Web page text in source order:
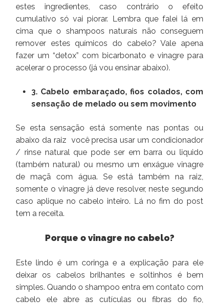
estes ingredientes, caso contrário o efeito
cumulativo só vai piorar. Lembra que falei lá em
cima que o shampoos naturais não conseguem
remover estes químicos do cabelo? Vale apena
fazer um “detox” com bicarbonato e vinagre para
acelerar o processo (já vou ensinar abaixo).
3. Cabelo embaraçado, fios colados, com
sensação de melado ou sem movimento
Se esta sensação está somente nas pontas ou
abaixo da raiz você precisa usar um condicionador
/ rinse natural que pode ser em barra ou liquido
(também natural) ou mesmo um enxágue vinagre
de maçã com água. Se está também na raiz,
somente o vinagre já deve resolver, neste segundo
caso aplique no cabelo inteiro. Lá no fim do post
tem a receita.
Porque o vinagre no cabelo?
Este lindo é um coringa e a explicação para ele
deixar os cabelos brilhantes e soltinhos é bem
simples. Quando o shampoo entra em contato com
cabelo ele abre as cutículas ou fibras do fio,